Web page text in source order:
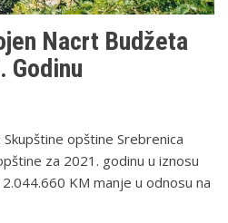
Nacrt Budžeta
Godinu
opštine Srebrenica
za 2021. godinu u iznosu
KM manje u odnosu na